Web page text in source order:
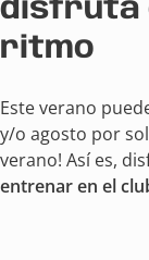
disfruta
ritmo
Este verano
y/o agosto por
verano! Así es,
entrenar en el